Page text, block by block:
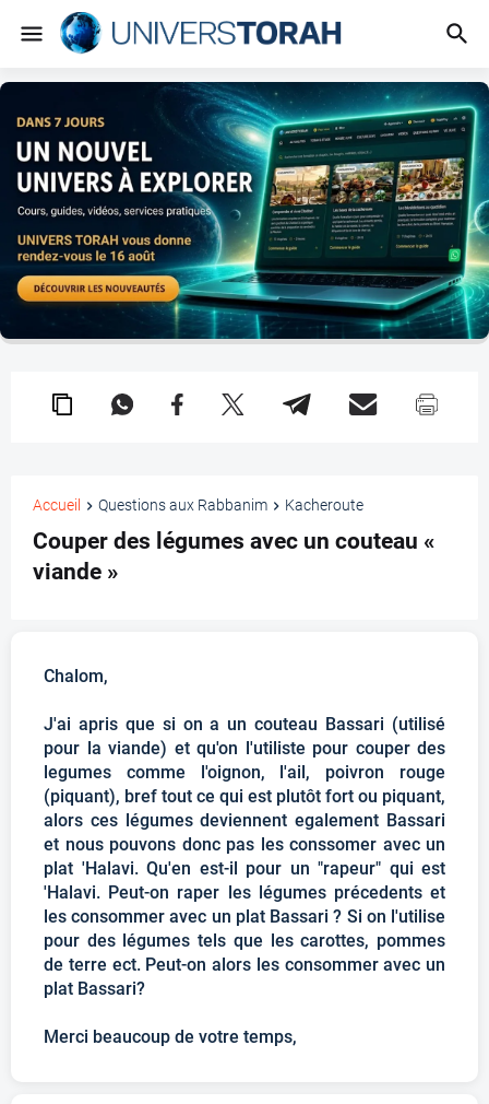
Accueil Questions aux Rabbanim Kacheroute
Couper des légumes avec un couteau «
viande »
Chalom,
J'ai apris que si on a un couteau Bassari (utilisé
pour la viande) et qu'on l'utiliste pour couper des
legumes comme l'oignon, l'ail, poivron rouge
(piquant), bref tout ce qui est plutôt fort ou piquant,
alors ces légumes deviennent egalement Bassari
et nous pouvons donc pas les conssomer avec un
plat 'Halavi. Qu'en est-il pour un "rapeur" qui est
'Halavi. Peut-on raper les légumes précedents et
les consommer avec un plat Bassari ? Si on l'utilise
pour des légumes tels que les carottes, pommes
de terre ect. Peut-on alors les consommer avec un
plat Bassari?
Merci beaucoup de votre temps,